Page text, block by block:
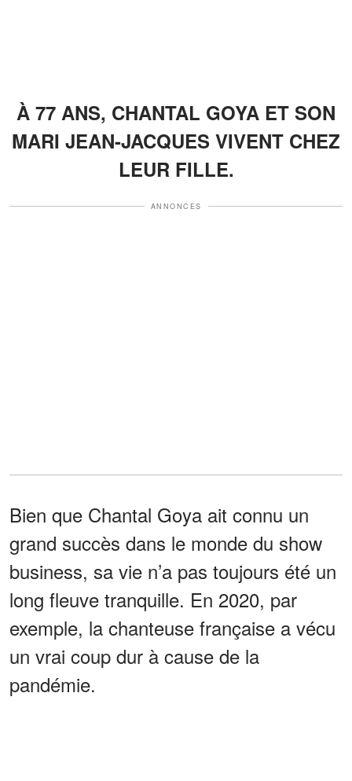
À 77 ANS, CHANTAL GOYA ET SON
MARI JEAN-JACQUES VIVENT CHEZ
LEUR FILLE.
ANNONCES
Bien que Chantal Goya ait connu un
grand succès dans le monde du show
business, sa vie n’a pas toujours été un
long fleuve tranquille. En 2020, par
exemple, la chanteuse française a vécu
un vrai coup dur à cause de la
pandémie.